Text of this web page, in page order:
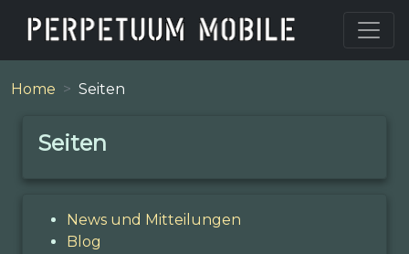
Home Seiten
Seiten
News und Mitteilungen
Blog